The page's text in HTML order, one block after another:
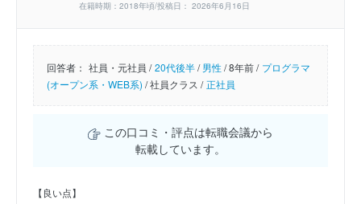
在籍時期：2018年頃/投稿日： 2026年6月16日
回答者： 社員・元社員 / 20代後半/男性/8年前 / プログラマ
(オープン系・WEB系) /社員クラス / 正社員
この口コミ・評点は転職会議から
転載しています。
【良い点】